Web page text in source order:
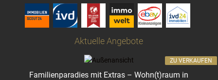
Aktuelle Angebote
Familienparadies mit Extras – Wohn(t)raum in
ZU VERKAUFEN